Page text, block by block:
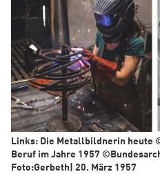
Links: Die Metallbildnerin heute
Beruf im Jahre 1957
Foto:Gerbeth| 20. März 1957